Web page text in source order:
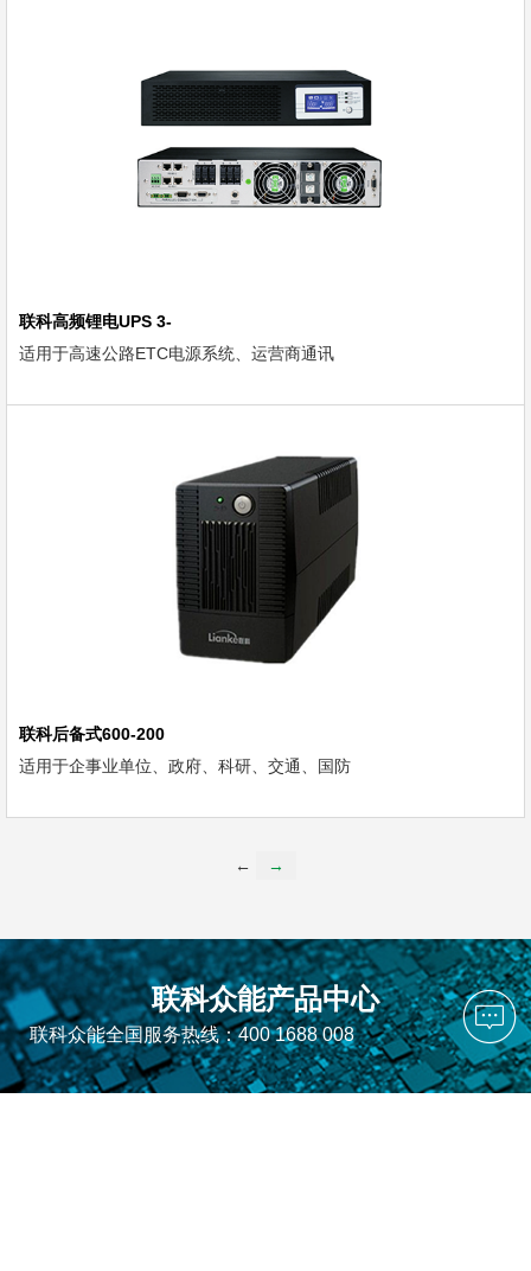
联科高频锂电UPS 3-
适用于高速公路ETC电源系统、运营商通讯
联科后备式600-200
适用于企事业单位、政府、科研、交通、国防
← →
联科众能产品中心
联科众能全国服务热线：400 1688 008